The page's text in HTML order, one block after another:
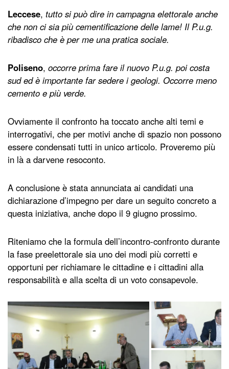
Leccese, tutto si può dire in campagna elettorale anche
che non ci sia più cementificazione delle lame! Il P.u.g.
ribadisco che è per me una pratica sociale.
Poliseno, occorre prima fare il nuovo P.u.g. poi costa
sud ed è importante far sedere i geologi. Occorre meno
cemento e più verde.
Ovviamente il confronto ha toccato anche alti temi e
interrogativi, che per motivi anche di spazio non possono
essere condensati tutti in unico articolo. Proveremo più
in là a darvene resoconto.
A conclusione è stata annunciata ai candidati una
dichiarazione d’impegno per dare un seguito concreto a
questa iniziativa, anche dopo il 9 giugno prossimo.
Riteniamo che la formula dell’incontro-confronto durante
la fase preelettorale sia uno dei modi più corretti e
opportuni per richiamare le cittadine e i cittadini alla
responsabilità e alla scelta di un voto consapevole.